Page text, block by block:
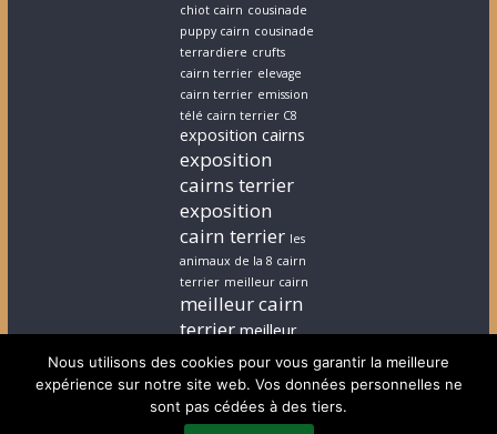
chiot cairn cousinade
puppy cairn cousinade
terrardiere crufts
cairn terrier elevage
cairn terrier emission
télé cairn terrier C8
exposition cairns
exposition
cairns terrier
exposition
cairn terrier les
animaux de la 8 cairn
terrier meilleur cairn
meilleur cairn
terrier meilleur
elevage cairn
terrier
stephanie
cairn terrier
stephanie
chiot cairn terrier
Nous utilisons des cookies pour vous garantir la meilleure
expérience sur notre site web. Vos données personnelles ne
sont pas cédées à des tiers.